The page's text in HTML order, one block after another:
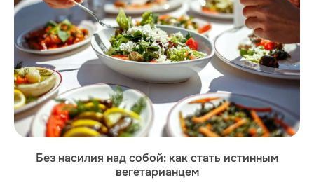
Без насилия над собой: как стать истинным
вегетарианцем